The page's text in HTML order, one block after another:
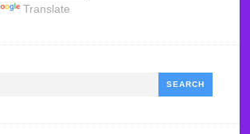
Translate